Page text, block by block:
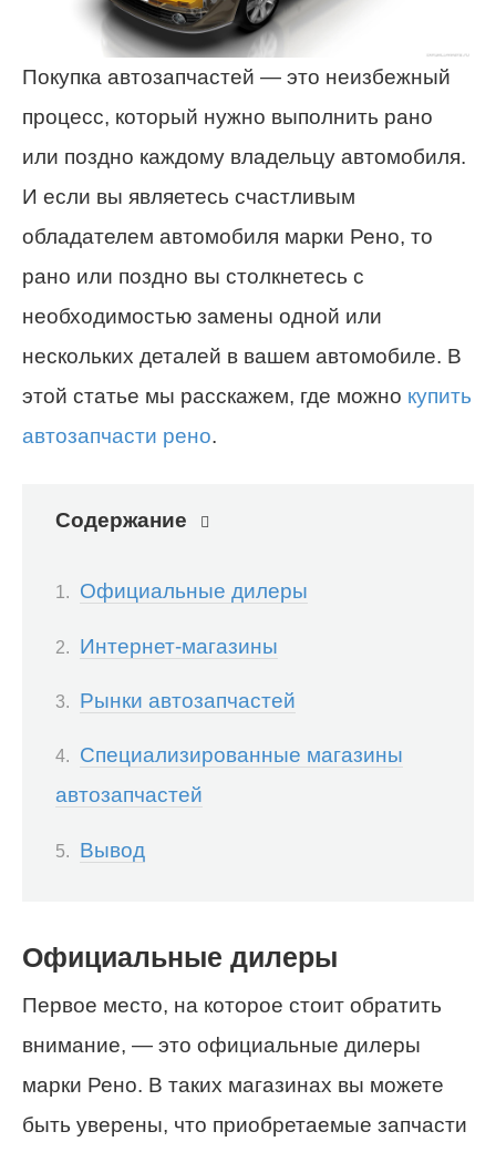
Покупка автозапчастей — это неизбежный
процесс, который нужно выполнить рано
или поздно каждому владельцу автомобиля.
И если вы являетесь счастливым
обладателем автомобиля марки Рено, то
рано или поздно вы столкнетесь с
необходимостью замены одной или
нескольких деталей в вашем автомобиле. В
этой статье мы расскажем, где можно купить
автозапчасти рено.
Содержание
Официальные дилеры
Интернет-магазины
Рынки автозапчастей
Специализированные магазины
автозапчастей
Вывод
Официальные дилеры
Первое место, на которое стоит обратить
внимание, — это официальные дилеры
марки Рено. В таких магазинах вы можете
быть уверены, что приобретаемые запчасти